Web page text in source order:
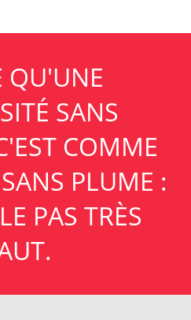
QU'UNE
SANS
COMME
PLUME :
PAS TRÈS